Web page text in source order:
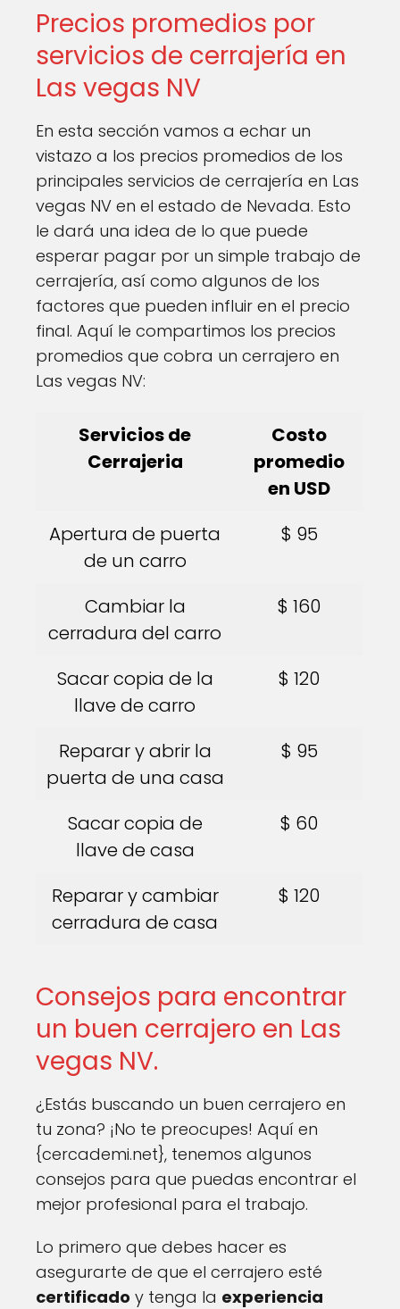
Precios promedios por
servicios de cerrajería en
Las vegas NV
En esta sección vamos a echar un
vistazo a los precios promedios de los
principales servicios de cerrajería en Las
vegas NV en el estado de Nevada. Esto
le dará una idea de lo que puede
esperar pagar por un simple trabajo de
cerrajería, así como algunos de los
factores que pueden influir en el precio
final. Aquí le compartimos los precios
promedios que cobra un cerrajero en
Las vegas NV:
Servicios de
Cerrajeria
Costo
promedio
en USD
Apertura de puerta
de un carro
$ 95
Cambiar la
cerradura del carro
$ 160
Sacar copia de la
llave de carro
$ 120
Reparar y abrir la
puerta de una casa
$ 95
Sacar copia de
llave de casa
$ 60
Reparar y cambiar
cerradura de casa
$ 120
Consejos para encontrar
un buen cerrajero en Las
vegas NV.
¿Estás buscando un buen cerrajero en
tu zona? ¡No te preocupes! Aquí en
{cercademi.net}, tenemos algunos
consejos para que puedas encontrar el
mejor profesional para el trabajo.
Lo primero que debes hacer es
asegurarte de que el cerrajero esté
certificado y tenga la experiencia